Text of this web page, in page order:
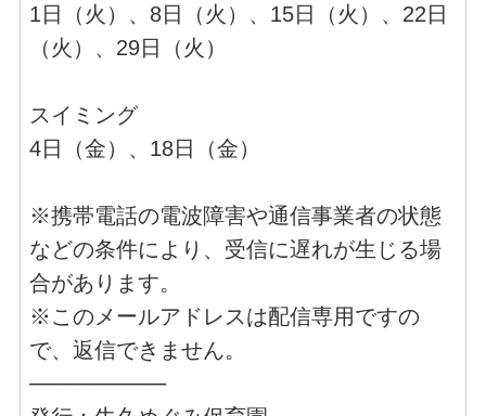
1日（火）、8日（火）、15日（火）、22日
（火）、29日（火）
スイミング
4日（金）、18日（金）
※携帯電話の電波障害や通信事業者の状態
などの条件により、受信に遅れが生じる場
合があります。
※このメールアドレスは配信専用ですの
で、返信できません。
─────────